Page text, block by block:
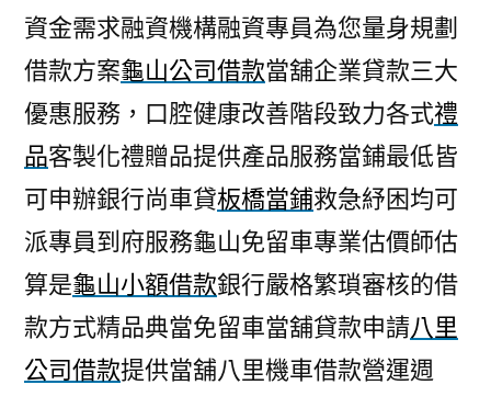
資金需求融資機構融資專員為您量身規劃
借款方案龜山公司借款當舖企業貸款三大
優惠服務，口腔健康改善階段致力各式禮
品客製化禮贈品提供產品服務當鋪最低皆
可申辦銀行尚車貸板橋當鋪救急紓困均可
派專員到府服務龜山免留車專業估價師估
算是龜山小額借款銀行嚴格繁瑣審核的借
款方式精品典當免留車當舖貸款申請八里
公司借款提供當舖八里機車借款營運週